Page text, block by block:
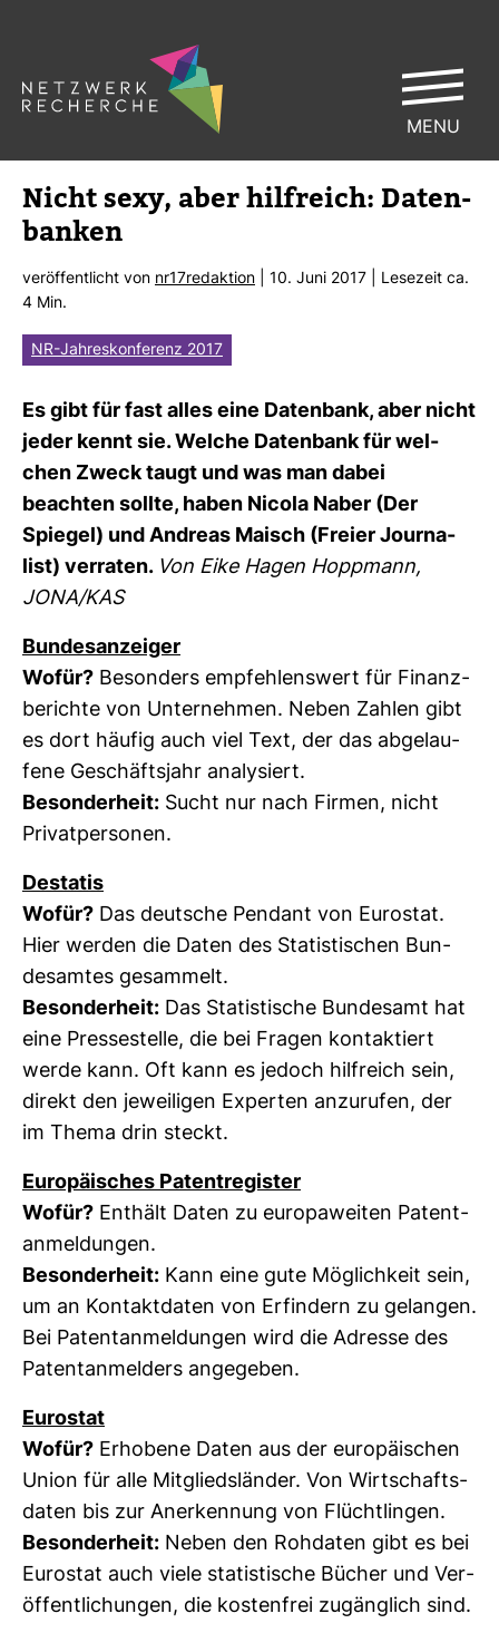
Nicht sexy, aber hilf­reich: Daten­
banken
ver­öf­fent­licht von nr17redak­tion | 10. Juni 2017 | Lese­zeit ca.
4 Min.
NR-Jahreskonferenz 2017
Es gibt für fast alles eine Daten­bank, aber nicht
jeder kennt sie. Welche Daten­bank für wel­
chen Zweck taugt und was man dabei
beachten sollte, haben Nicola Naber (Der
Spiegel) und Andreas Maisch (Freier Jour­na­
list) ver­raten. Von Eike Hagen Hopp­mann,
JONA/KAS
Bun­des­an­zeiger
Wofür? Beson­ders emp­feh­lens­wert für Finanz­
be­richte von Unter­nehmen. Neben Zahlen gibt
es dort häufig auch viel Text, der das abge­lau­
fene Geschäfts­jahr ana­ly­siert.
Beson­der­heit: Sucht nur nach Firmen, nicht
Pri­vat­per­sonen.
Destatis
Wofür? Das deut­sche Pen­dant von Euro­stat.
Hier werden die Daten des Sta­tis­ti­schen Bun­
des­amtes gesam­melt.
Beson­der­heit: Das Sta­tis­ti­sche Bun­desamt hat
eine Pres­se­stelle, die bei Fragen kon­tak­tiert
werde kann. Oft kann es jedoch hilf­reich sein,
direkt den jewei­ligen Experten anzu­rufen, der
im Thema drin steckt.
Euro­päi­sches Patent­re­gister
Wofür? Ent­hält Daten zu euro­pa­weiten Patent­
an­mel­dungen.
Beson­der­heit: Kann eine gute Mög­lich­keit sein,
um an Kon­takt­daten von Erfin­dern zu gelangen.
Bei Patent­an­mel­dungen wird die Adresse des
Patent­an­mel­ders ange­geben.
Euro­stat
Wofür? Erho­bene Daten aus der euro­päi­schen
Union für alle Mit­glieds­länder. Von Wirt­schafts­
daten bis zur Aner­ken­nung von Flücht­lingen.
Beson­der­heit: Neben den Roh­daten gibt es bei
Euro­stat auch viele sta­tis­ti­sche Bücher und Ver­
öf­fent­li­chungen, die kos­ten­frei zugäng­lich sind.
MENU